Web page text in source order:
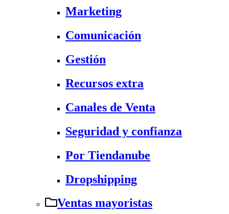
Marketing
Comunicación
Gestión
Recursos extra
Canales de Venta
Seguridad y confianza
Por Tiendanube
Dropshipping
Ventas mayoristas